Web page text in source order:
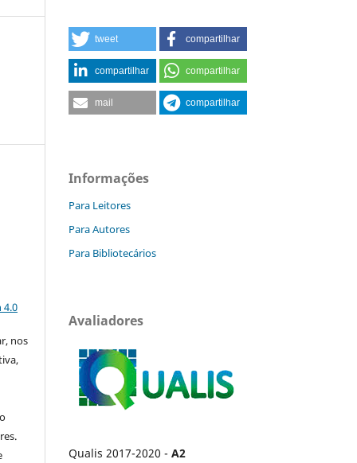
4.0
nos
tweet compartilhar
compartilhar compartilhar
mail compartilhar
Informações
Para Leitores
Para Autores
Para Bibliotecários
Avaliadores
Qualis 2017-2020 - A2